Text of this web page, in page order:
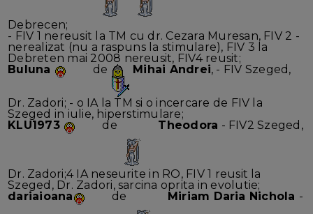
Debrecen;
- FIV 1 nereusit la TM cu dr. Cezara Muresan, FIV 2 -
nerealizat (nu a raspuns la stimulare), FIV 3 la
Debreten mai 2008 nereusit, FIV4 reusit;
Buluna
de Mihai Andrei, - FIV Szeged,
Dr. Zadori; - o IA la TM si o incercare de FIV la
Szeged in iulie, hiperstimulare;
KLU1973
de Theodora - FIV2 Szeged,
Dr. Zadori;4 IA neseurite in RO, FIV 1 reusit la
Szeged, Dr. Zadori, sarcina oprita in evolutie;
dariaioana
de Miriam Daria Nichola -